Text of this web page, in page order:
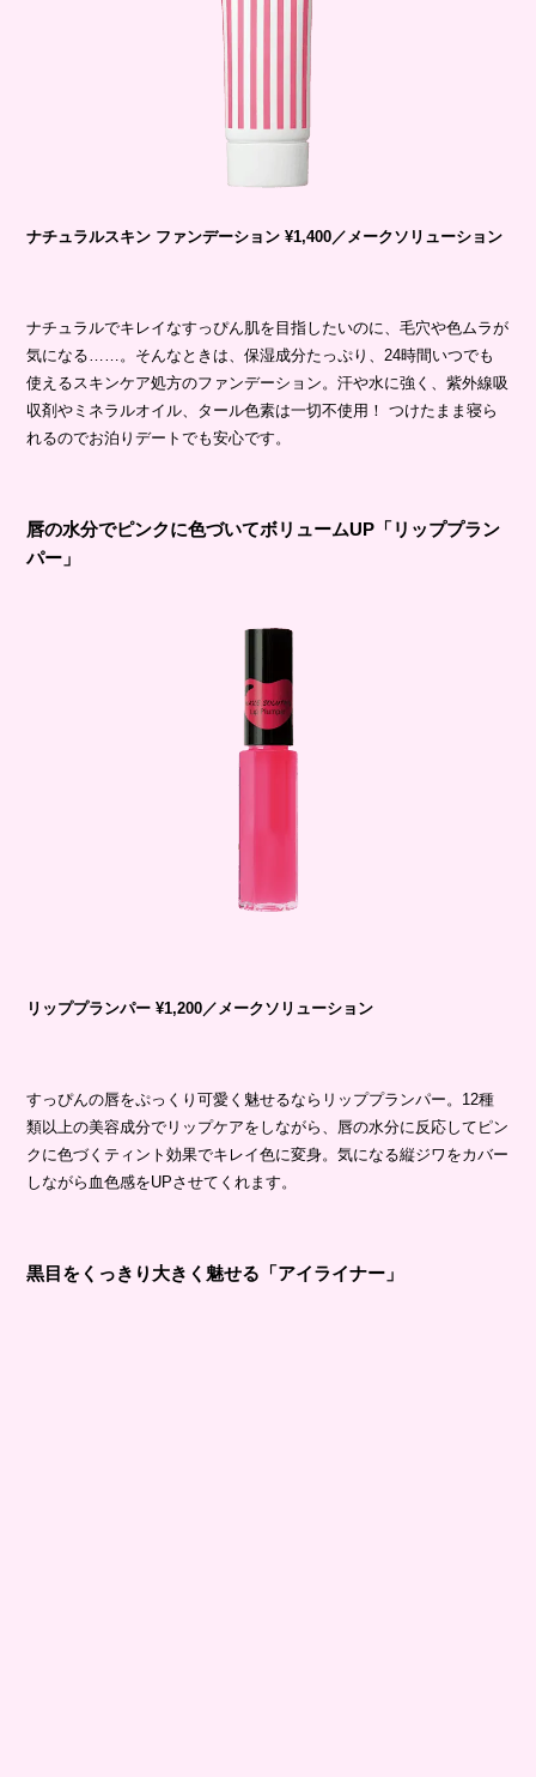
ナチュラルスキン ファンデーション ¥1,400／メークソリューション
ナチュラルでキレイなすっぴん肌を目指したいのに、毛穴や色ムラが
気になる……。そんなときは、保湿成分たっぷり、24時間いつでも
使えるスキンケア処方のファンデーション。汗や水に強く、紫外線吸
収剤やミネラルオイル、タール色素は一切不使用！ つけたまま寝ら
れるのでお泊りデートでも安心です。
唇の水分でピンクに色づいてボリュームUP「リッププラン
パー」
リッププランパー ¥1,200／メークソリューション
すっぴんの唇をぷっくり可愛く魅せるならリッププランパー。12種
類以上の美容成分でリップケアをしながら、唇の水分に反応してピン
クに色づくティント効果でキレイ色に変身。気になる縦ジワをカバー
しながら血色感をUPさせてくれます。
黒目をくっきり大きく魅せる「アイライナー」